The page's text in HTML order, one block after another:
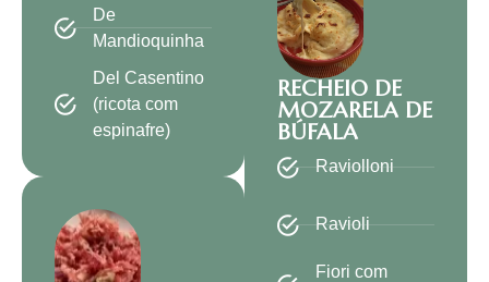
De
Mandioquinha
Del Casentino
(ricota com
espinafre)
RECHEIO DE
MOZARELA DE
BÚFALA
Raviolloni
Ravioli
Fiori com